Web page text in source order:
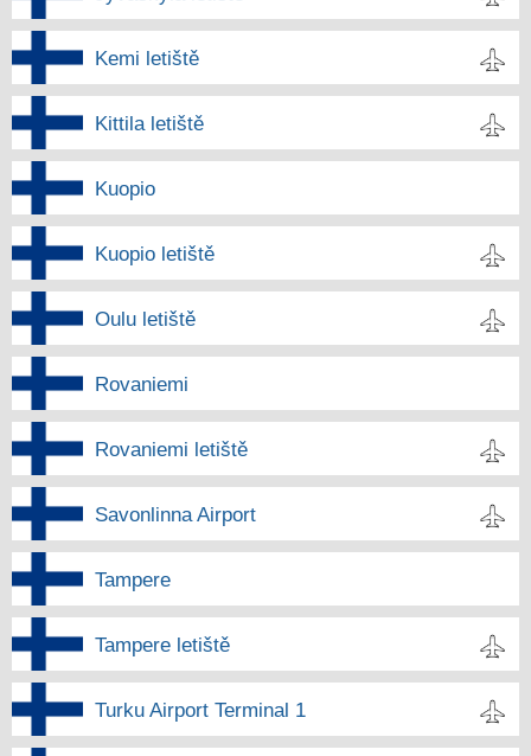
Kemi letiště
Kittila letiště
Kuopio
Kuopio letiště
Oulu letiště
Rovaniemi
Rovaniemi letiště
Savonlinna Airport
Tampere
Tampere letiště
Turku Airport Terminal 1